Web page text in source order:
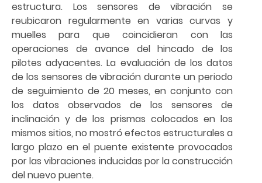
estructura. Los sensores de vibración se
reubicaron regularmente en varias curvas y
muelles para que coincidieran con las
operaciones de avance del hincado de los
pilotes adyacentes. La evaluación de los datos
de los sensores de vibración durante un periodo
de seguimiento de 20 meses, en conjunto con
los datos observados de los sensores de
inclinación y de los prismas colocados en los
mismos sitios, no mostró efectos estructurales a
largo plazo en el puente existente provocados
por las vibraciones inducidas por la construcción
del nuevo puente.